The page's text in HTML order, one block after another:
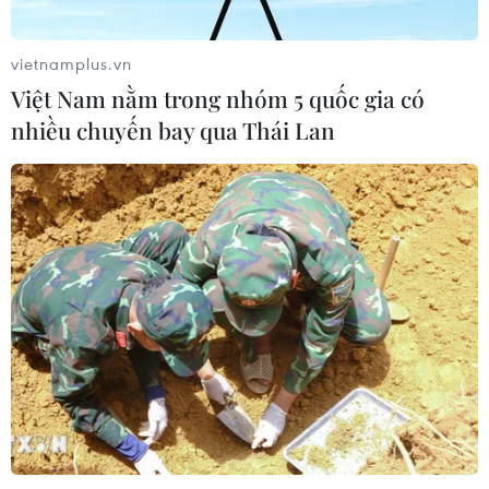
CƠ QUAN CHỦ QUẢN: THÔNG TẤN XÃ VIỆT NAM
Tổng Biên tập: TRẦN TIẾN DUẨN
Phó Tổng Biên tập: NGUYỄN THỊ TÁM, KHÚC THANH
THỦY
Sở hữu trí tuệ
Quy định sử dụng
RSS
Hỗ trợ
vietnamplus.vn
Việt Nam nằm trong nhóm 5 quốc gia có
nhiều chuyến bay qua Thái Lan